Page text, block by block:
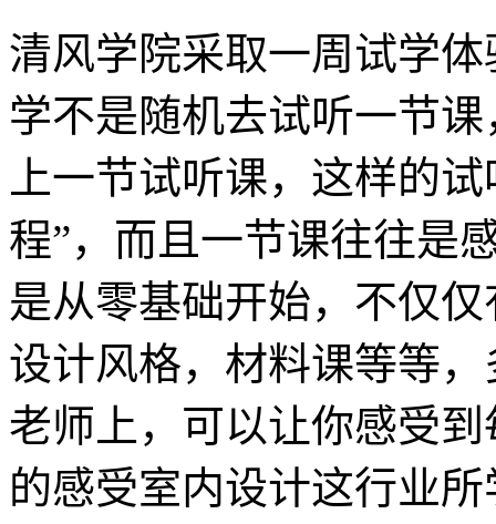
清风学院采取一周试学
学不是随机去试听一节
上一节试听课，这样的
程”，而且一节课往往是
是从零基础开始，不仅
设计风格，材料课等等
老师上，可以让你感受
的感受室内设计这行业